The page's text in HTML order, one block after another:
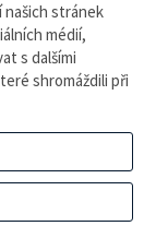
BlueGhost.
REŽIMU. Podle zákona o
Zároveň je povinen
našich stránek
médií,
s dalšími
shromáždili při